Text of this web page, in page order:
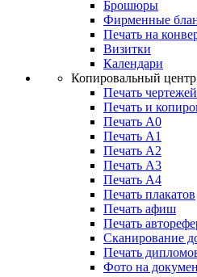
Брошюры
Фирменные
Печать на
Визитки
Календари
Копировальный центр
Печать чертежей
Печать и
Печать А0
Печать А1
Печать А2
Печать А3
Печать А4
Печать плакатов
Печать афиш
Печать
Сканирование
Печать
Фото на